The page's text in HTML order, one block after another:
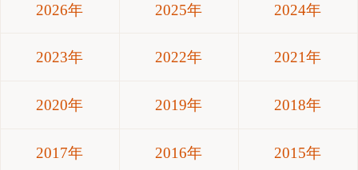
2026年 2025年 2024年
2023年 2022年 2021年
2020年 2019年 2018年
2017年 2016年 2015年